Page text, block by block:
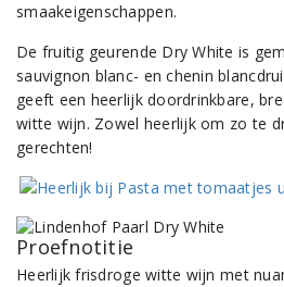
smaakeigenschappen.
De fruitig geurende Dry White is
sauvignon blanc- en chenin
geeft een heerlijk doordrinkbare,
witte wijn. Zowel heerlijk om zo te
gerechten!
Proefnotitie
Heerlijk frisdroge witte wijn met